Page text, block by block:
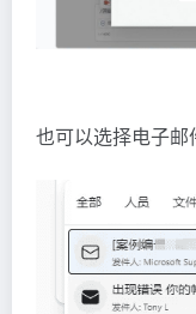
也可以选择电子邮